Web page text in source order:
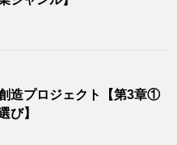
造プロジェクト【第3章①
び】